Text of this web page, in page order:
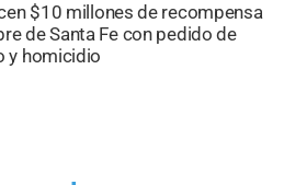
$10 millones de recompensa
de Santa Fe con pedido de
y homicidio